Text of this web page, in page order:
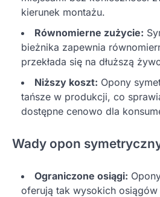
kierunek montażu.
Równomierne zużycie:
bieżnika zapewnia
przekłada się na dłuższą
Niższy koszt: Opony
tańsze w produkcji, co
dostępne cenowo dla
Wady opon
Ograniczone osiągi:
oferują tak wysokich